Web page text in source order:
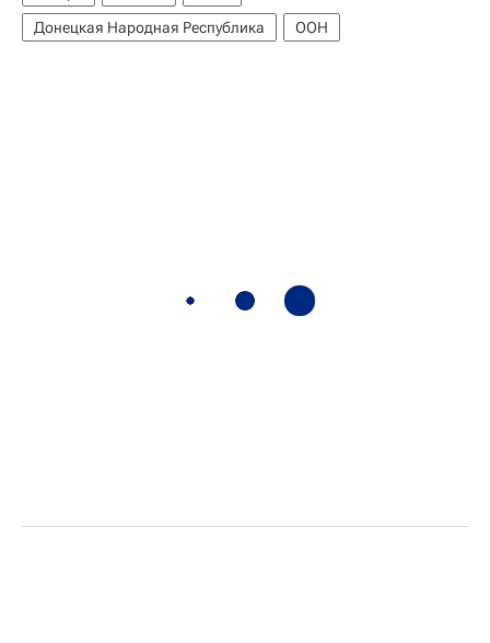
Донецкая Народная Республика
ООН